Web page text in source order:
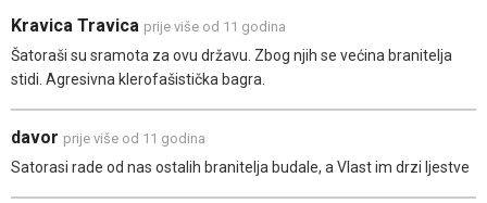
Kravica Travica prije više od 11 godina
Šatoraši su sramota za ovu državu. Zbog njih se većina branitelja
stidi. Agresivna klerofašistička bagra.
davor prije više od 11 godina
Satorasi rade od nas ostalih branitelja budale, a Vlast im drzi ljestve